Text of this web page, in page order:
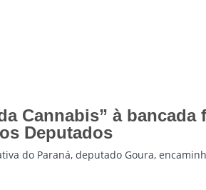
Cannabis” à bancada
Deputados
do Paraná, deputado Goura,